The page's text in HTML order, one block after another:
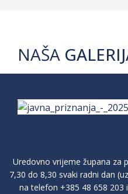
NAŠA
Uredovno vrijeme župana za
7,30 do 8,30 svaki radni dan
na telefon +385 48 658 203